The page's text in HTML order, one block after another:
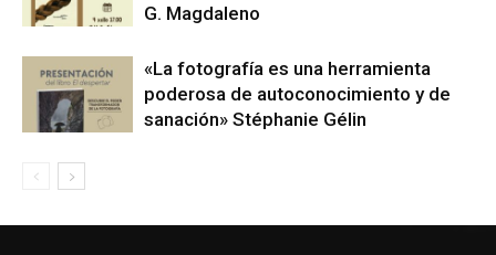
G. Magdaleno
«La fotografía es una herramienta
poderosa de autoconocimiento y de
sanación» Stéphanie Gélin